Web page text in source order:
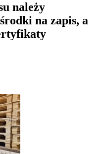
należy
na zapis, a